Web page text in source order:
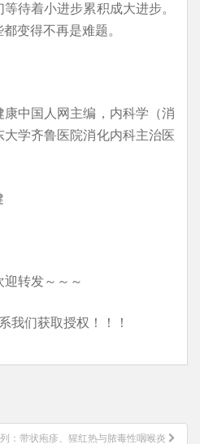
待着小进步累积成大进步。
变得不再是难题。
中国人网主编，内科学（消
学齐鲁医院消化内科主治医
迎转发～～～
我们获取授权！！！
：带状疱疹、猩红热与脓毒性咽喉炎